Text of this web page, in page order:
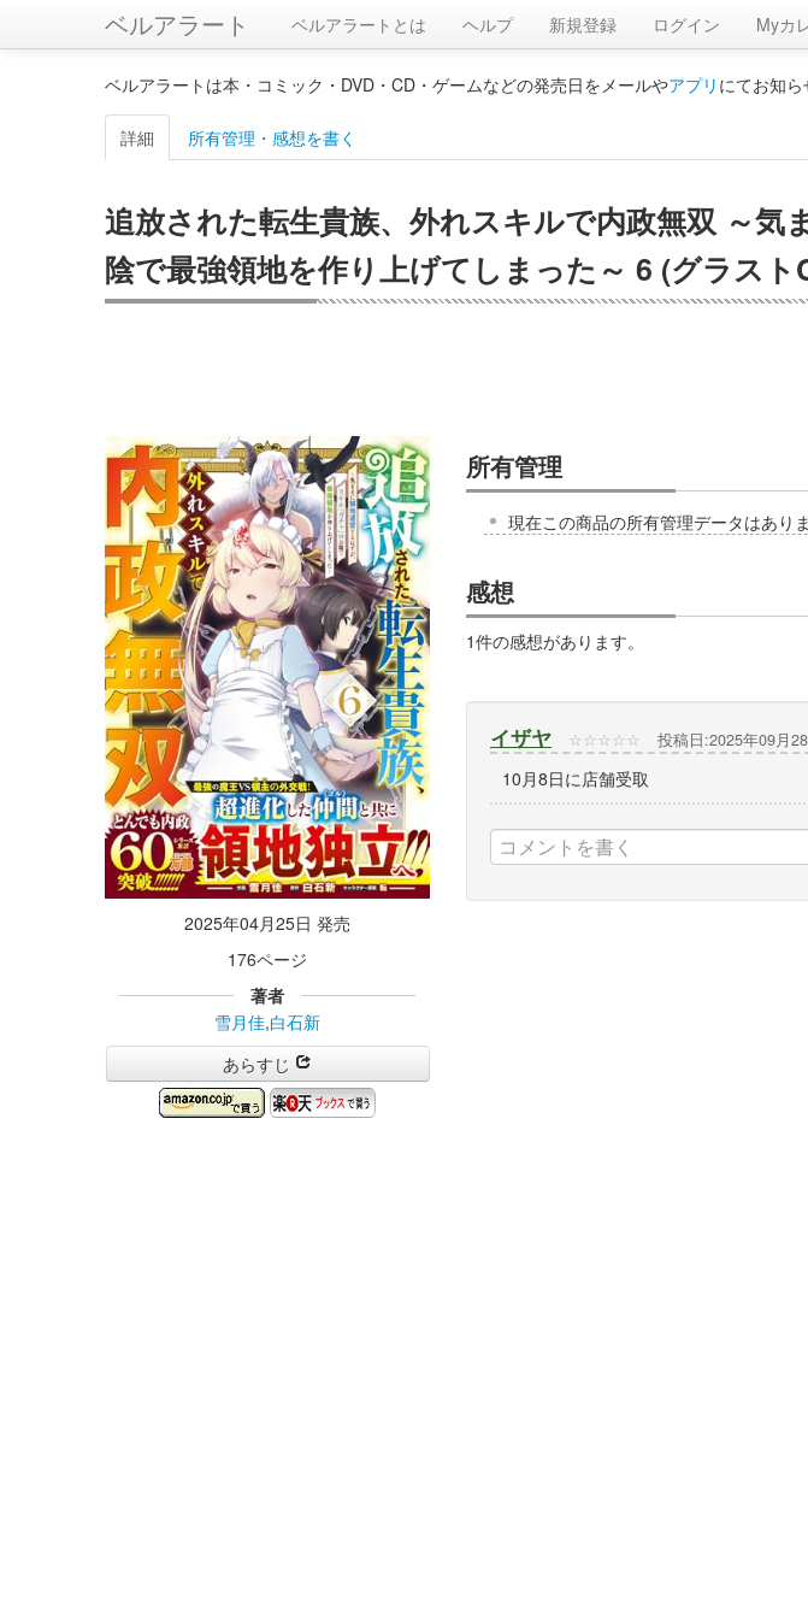
ベルアラート ベルアラートとは ヘルプ 新規登録 ログイン Myカ
ベルアラートは本・コミック・DVD・CD・ゲームなどの発売日をメールやアプリ にてお知
詳細 所有管理・感想を書く
追放された転生貴族、外れスキルで内政無双 ～
陰で最強領地を作り上げてしまった～ 6 (グラスト
2025年04月25日 発売
176ページ
著者
雪月佳,白石新
あらすじ
所有管理
現在この商品の所有管理データはありま
感想
1件の感想があります。
イザヤ ☆☆☆☆☆ 投稿日:2025年09月
10月8日に店舗受取